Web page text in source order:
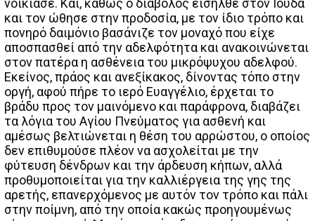
νοίκιασε. Και, καθώς ο διάβολος εισήλθε στον Ιούδα
και τον ώθησε στην προδοσία, με τον ίδιο τρόπο και
πονηρό δαιμόνιο βασάνιζε τον μοναχό που είχε
αποσπασθεί από την αδελφότητα και ανακοινώνεται
στον πατέρα η ασθένεια του μικρόψυχου αδελφού.
Εκείνος, πράος και ανεξίκακος, δίνοντας τόπο στην
οργή, αφού πήρε το ιερό Ευαγγέλιο, έρχεται το
βράδυ προς τον μαινόμενο και παράφρονα, διαβάζει
τα λόγια του Αγίου Πνεύματος για ασθενή και
αμέσως βελτιώνεται η θέση του αρρώστου, ο οποίος
δεν επιθυμούσε πλέον να ασχολείται με την
φύτευση δένδρων και την άρδευση κήπων, αλλά
προθυμοποιείται για την καλλιέργεια της γης της
αρετής, επανερχόμενος με αυτόν τον τρόπο και πάλι
στην ποίμνη, από την οποία κακώς προηγουμένως